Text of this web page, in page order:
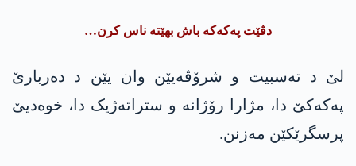
دڤێت پەکەکە باش بهێتە ناس کرن…
لێ د تەسبیت و شرۆڤەیێن وان یێن د دەربارێ
پەکەکێ دا، مژارا رۆژانە و ستراتەژیک دا، خوەدیێ
پرسگرێکێن مەزنن.